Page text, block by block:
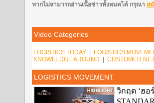
หากไม่สามารถอ่านเนื้อข่าวทั้งหมดได้ กรุณา ส
Video Categories
LOGISTICS TODAY LOGISTICS
KNOWLEDGE AROUND
CUSTOMER
LOGISTICS MOVEMENT
วิกฤต ‘ฮอ